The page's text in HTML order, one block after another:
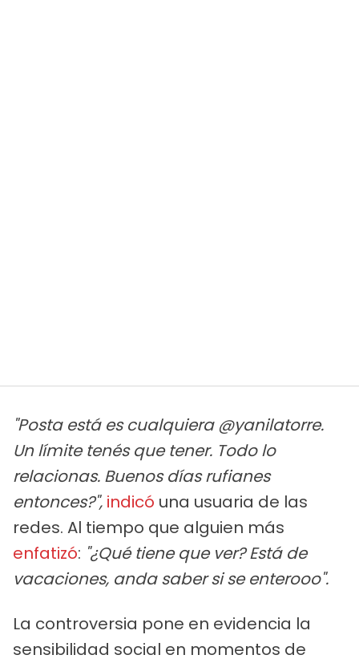
"Posta está es cualquiera @yanilatorre.
Un límite tenés que tener. Todo lo
relacionas. Buenos días rufianes
entonces?", indicó una usuaria de las
redes. Al tiempo que alguien más
enfatizó: "¿Qué tiene que ver? Está de
vacaciones, anda saber si se enterooo".
La controversia pone en evidencia la
sensibilidad social en momentos de